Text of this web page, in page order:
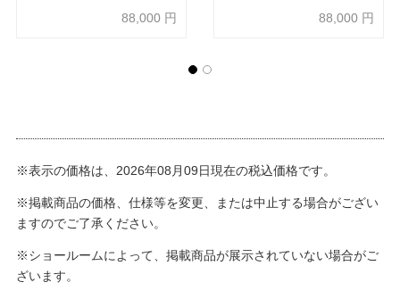
88,000 円 88,000 円
※表示の価格は、2026年08月09日現在の税込価格です。
※掲載商品の価格、仕様等を変更、または中止する場合がござい
ますのでご了承ください。
※ショールームによって、掲載商品が展示されていない場合がご
ざいます。